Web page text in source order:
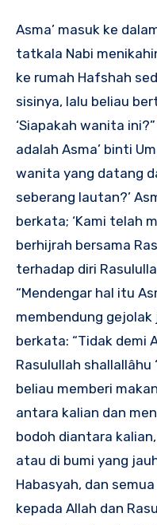
Asma’ masuk ke
tatkala Nabi
ke rumah Hafshah
sisinya, lalu beliau
‘Siapakah wanita
adalah Asma’ binti
wanita yang datang
seberang lautan?’
berkata; ‘Kami telah
berhijrah bersama
terhadap diri
“Mendengar hal itu
membendung
berkata: “Tidak demi
Rasulullah shallallâhu
beliau memberi
antara kalian dan
bodoh diantara
atau di bumi yang
Habasyah, dan
kepada Allah dan